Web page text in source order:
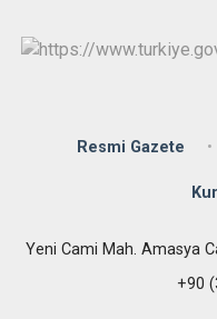
Resmi Gazete
Yeni Cami Mah. Amasya
+90